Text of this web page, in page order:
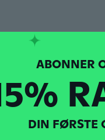
DIN FØRSTE